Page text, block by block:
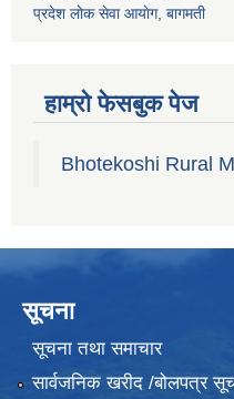
प्रदेश लोक सेवा आयाेग, बागमती
हाम्रो फेसबुक पेज
Bhotekoshi Rural
सूचना
सूचना तथा समाचार
सार्वजनिक खरीद /बोलपत्र